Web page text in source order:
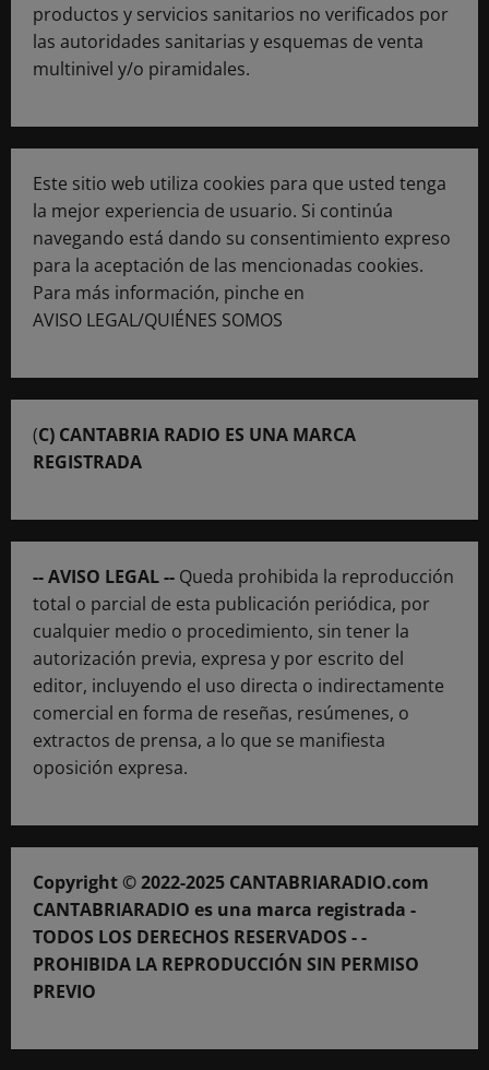
productos y servicios sanitarios no verificados por
las autoridades sanitarias y esquemas de venta
multinivel y/o piramidales.
Este sitio web utiliza cookies para que usted tenga
la mejor experiencia de usuario. Si continúa
navegando está dando su consentimiento expreso
para la aceptación de las mencionadas cookies.
Para más información, pinche en
AVISO LEGAL/QUIÉNES SOMOS
(C) CANTABRIA RADIO ES UNA MARCA
REGISTRADA
-- AVISO LEGAL -- Queda prohibida la reproducción
total o parcial de esta publicación periódica, por
cualquier medio o procedimiento, sin tener la
autorización previa, expresa y por escrito del
editor, incluyendo el uso directa o indirectamente
comercial en forma de reseñas, resúmenes, o
extractos de prensa, a lo que se manifiesta
oposición expresa.
Copyright © 2022-2025 CANTABRIARADIO.com
CANTABRIARADIO es una marca registrada -
TODOS LOS DERECHOS RESERVADOS - -
PROHIBIDA LA REPRODUCCIÓN SIN PERMISO
PREVIO